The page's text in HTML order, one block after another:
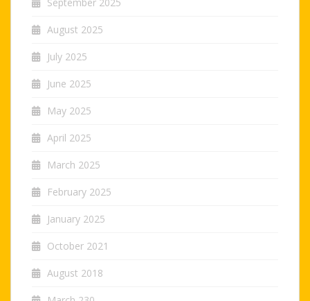
August 2025
July 2025
June 2025
May 2025
April 2025
March 2025
February 2025
January 2025
October 2021
August 2018